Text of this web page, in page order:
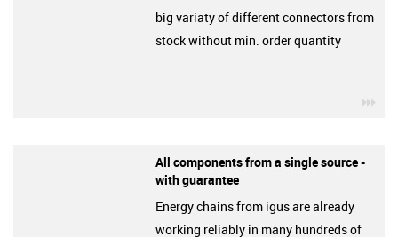
big variaty of different connectors from
stock without min. order quantity
All components from a single source -
with guarantee
Energy chains from igus are already
working reliably in many hundreds of